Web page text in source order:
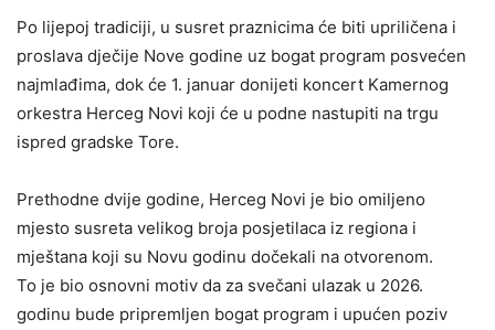
Po lijepoj tradiciji, u susret praznicima će biti upriličena i
proslava dječije Nove godine uz bogat program posvećen
najmlađima, dok će 1. januar donijeti koncert Kamernog
orkestra Herceg Novi koji će u podne nastupiti na trgu
ispred gradske Tore.
Prethodne dvije godine, Herceg Novi je bio omiljeno
mjesto susreta velikog broja posjetilaca iz regiona i
mještana koji su Novu godinu dočekali na otvorenom.
To je bio osnovni motiv da za svečani ulazak u 2026.
godinu bude pripremljen bogat program i upućen poziv